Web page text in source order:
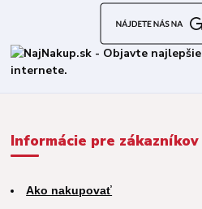
Informácie pre zákazníkov
Ako nakupovať